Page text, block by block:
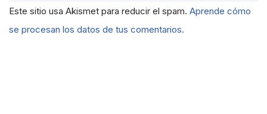
Este sitio usa Akismet para reducir el spam. Aprende cómo
se procesan los datos de tus comentarios.